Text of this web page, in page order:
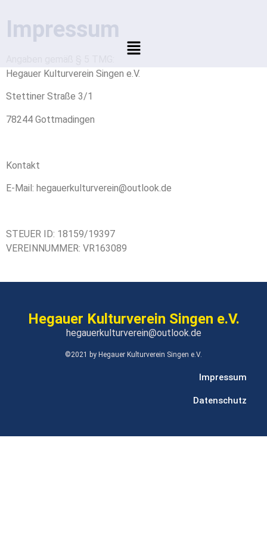
Impressum
Hegauer Kulturverein Singen e.V.
Stettiner Straße 3/1
78244 Gottmadingen
Kontakt
E-Mail: hegauerkulturverein@outlook.de
​STEUER ID: 18159/19397
VEREINNUMMER: VR163089​
Hegauer Kulturverein Singen e.V.
hegauerkulturverein@outlook.de
©2021 by Hegauer Kulturverein Singen e.V.
Impressum
Datenschutz